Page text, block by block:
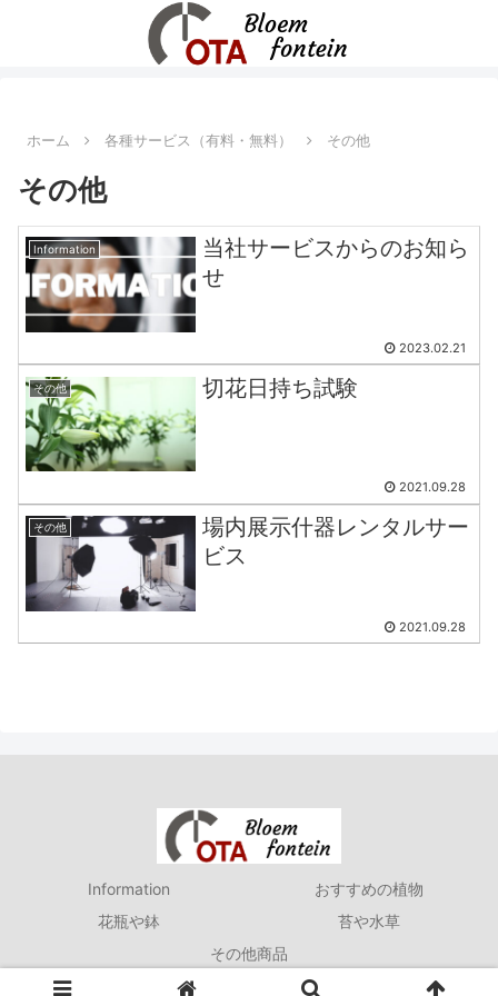
ホーム 各種サービス（有料・無料） その他
その他
Information
当社サービスからのお知ら
せ
2023.02.21
その他 切花日持ち試験
2021.09.28
その他
場内展示什器レンタルサー
ビス
2021.09.28
Information
おすすめの植物
花瓶や鉢
苔や水草
その他商品
Copyright OTA Floriculture Auction Co., Ltd. All Right Reserved.